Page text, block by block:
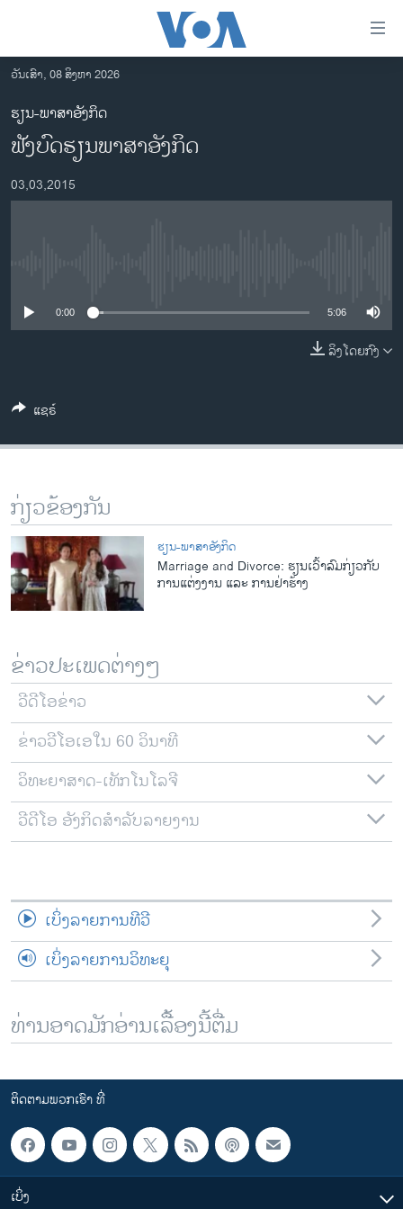
ເຂົ້າ
ຫາ
ຂ້າມ
ຂ້າມ
ໄປ
ລາວ
ອາເມຣິກາ
ການເລືອກຕັ້ງ ປະທານາທີບໍດີ ສະຫະລັດ 2024
ອິດສະຫຼະພາບດ້ານການຂ່າວ
ວິທະຍາສາດ-ເທັກໂນໂລຈີ
ທຸລະກິດ
ວີດີໂອ
ສຽງ
ລາຍການກະຈາຍສຽງ
ລາຍງານ
ຕິດຕາມພວກເຮົາ ທີ່
ພາສາຕ່າງໆ
ວັນເສົາ, 08 ສິງຫາ 2026
ຮຽນ-ພາສາອັງກິດ
ຟັງບົດຮຽນພາສາອັງກິດ
03,03,2015
0:00 5:06
ລິງໂດຍກົງ
ແຊຣ໌
ກ່ຽວຂ້ອງກັນ
ຮຽນ-ພາສາອັງກິດ
Marriage and Divorce: ຮຽນເວົ້າລົມກ່ຽວກັບ
ການແຕ່ງງານ ແລະ ການຢ່າຮ້າງ
ຂ່າວປະເພດຕ່າງໆ
ວີດີໂອຂ່າວ
ຂ່າວວີໂອເອໃນ 60 ວິນາທີ
ວິທະຍາສາດ-ເທັກໂນໂລຈີ
ວີດີໂອ ອັງກິດສຳລັບລາຍງານ
ເບິ່ງລາຍການທີວີ
ເບິ່ງລາຍການວິທະຍຸ
ທ່ານອາດມັກອ່ານເລື້ອງນີ້ຕື່ມ
ຕິດຕາມພວກເຮົາ ທີ່
ເບິ່ງ